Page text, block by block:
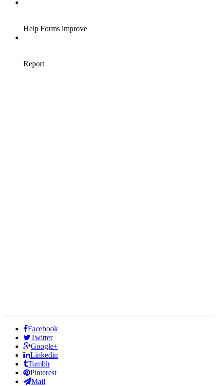
Facebook
Twitter
Google+
Linkedin
Tumblr
Pinterest
Mail